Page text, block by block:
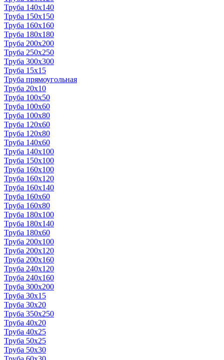
Труба 140x140
Труба 150x150
Труба 160x160
Труба 180x180
Труба 200x200
Труба 250x250
Труба 300x300
Труба 15x15
Труба прямоугольная
Труба 20x10
Труба 100x50
Труба 100x60
Труба 100x80
Труба 120x60
Труба 120x80
Труба 140x60
Труба 140x100
Труба 150x100
Труба 160x100
Труба 160x120
Труба 160x140
Труба 160x60
Труба 160x80
Труба 180x100
Труба 180x140
Труба 180x60
Труба 200x100
Труба 200x120
Труба 200x160
Труба 240x120
Труба 240x160
Труба 300x200
Труба 30x15
Труба 30x20
Труба 350x250
Труба 40x20
Труба 40x25
Труба 50x25
Труба 50x30